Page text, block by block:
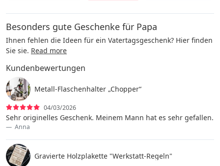
Kundenbewertungen
Metall-Flaschenhalter „Chopper“
04/03/2026
Sehr originelles Geschenk. Meinem Mann hat es sehr gefallen.
Anna
Gravierte Holzplakette "Werkstatt-Regeln"
Besonders gute Geschenke für Papa
Ihnen fehlen die Ideen für ein Vatertagsgeschenk? Hier finden
Sie sie. Read more